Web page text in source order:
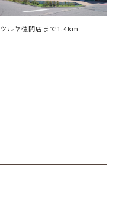
ツルヤ徳間店まで1.4km